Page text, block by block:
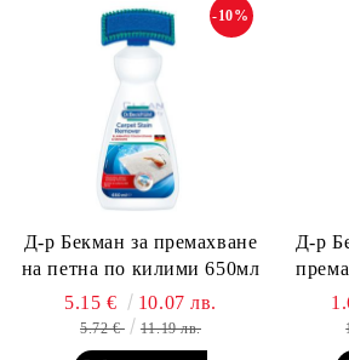
Д-р Бекман за премахване
на петна по килими 650мл
-10%
5.15 € 10.07 лв.
5.72 € 11.19 лв.
Д-р